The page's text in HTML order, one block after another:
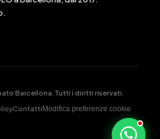
Barcellona. Tutti i diritti riservati.
Contatti Modifica preferenze cookie